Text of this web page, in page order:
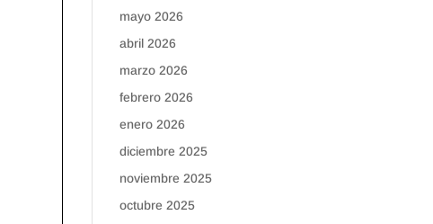
mayo 2026
abril 2026
marzo 2026
febrero 2026
enero 2026
diciembre 2025
noviembre 2025
octubre 2025